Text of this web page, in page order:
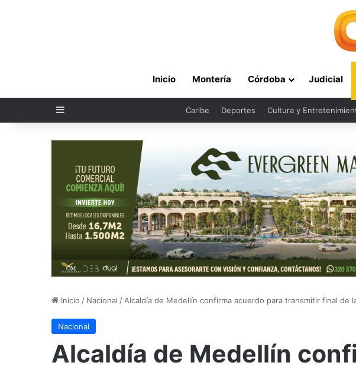
Inicio Montería Córdoba Judicial
Sidebar Caribe Deportes Cultura y
Inicio / Nacional / Alcaldía de Medellín confirma acuerdo para transmitir final de
Nacional
Alcaldía de Medellín